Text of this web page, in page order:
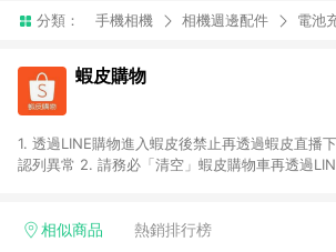
分類： 手機相機 相機週邊配件 電池
蝦皮購物
1. 透過LINE購物進入蝦皮後禁止再透過蝦皮直播
認列異常 2. 請務必「清空」蝦皮購物車再透過
易後，想下第二張訂單，請重新從LINE購物連結
相似商品 熱銷排行榜